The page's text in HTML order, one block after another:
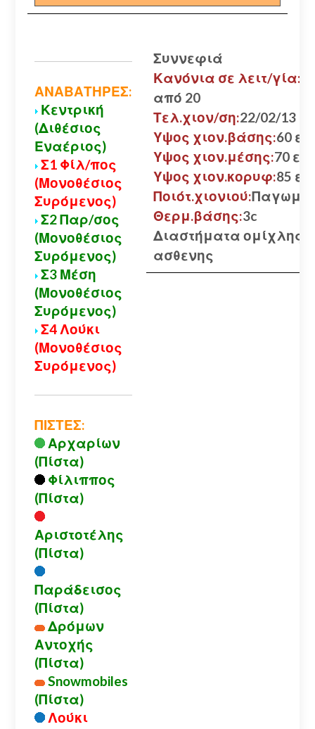
ΑΝΑΒΑΤΗΡΕΣ:
Κεντρική
(Διθέσιος
Εναέριος)
Σ1 Φίλ/πος
(Μονοθέσιος
Συρόμενος)
Σ2 Παρ/σος
(Μονοθέσιος
Συρόμενος)
Σ3 Μέση
(Μονοθέσιος
Συρόμενος)
Σ4 Λούκι
(Μονοθέσιος
Συρόμενος)
ΠΙΣΤΕΣ:
Αρχαρίων
(Πίστα)
Φίλιππος
(Πίστα)
Αριστοτέλης
(Πίστα)
Παράδεισος
(Πίστα)
Δρόμων
Αντοχής
(Πίστα)
Snowmobiles
(Πίστα)
Λούκι
Συννεφιά
Κανόνια σε λειτ/γία:
από 20
Τελ.χιον/ση:22/02/13
Υψος χιον.βάσης:60 εκ.
Υψος χιον.μέσης:70 εκ.
Υψος χιον.κορυφ:85 εκ.
Ποιότ.χιονιού:
Θερμ.βάσης:3c
Διαστήματα ομίχλης.Ν
ασθενης